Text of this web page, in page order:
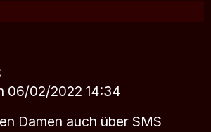
06/02/2022 14:34
Damen auch über SMS